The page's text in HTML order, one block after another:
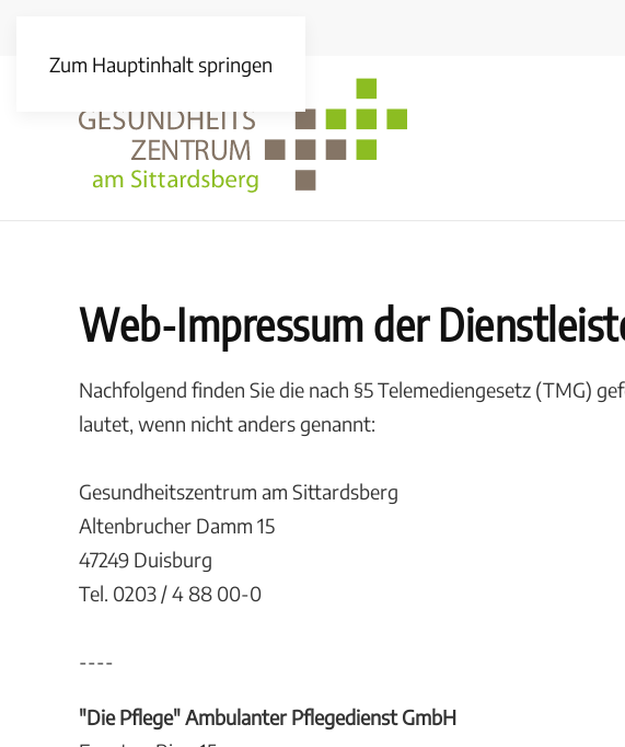
Zum Hauptinhalt springen
Web-Impressum der
Nachfolgend finden Sie die nach §5 Telemediengesetz (TMG)
lautet, wenn nicht anders genannt:
Gesundheitszentrum am Sittardsberg
Altenbrucher Damm 15
47249 Duisburg
Tel. 0203 / 4 88 00-0
----
"Die Pflege" Ambulanter Pflegedienst GmbH